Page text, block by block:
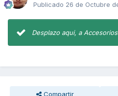
Publicado 26 de Octubre
Desplazo aqui, a
Compartir